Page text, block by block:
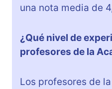
una nota media de
¿Qué nivel de
profesores de la
Los profesores de